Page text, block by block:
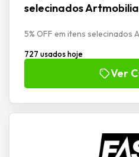
selecinados Artmobilia
5% OFF em itens selecinados
727 usados hoje
Ver